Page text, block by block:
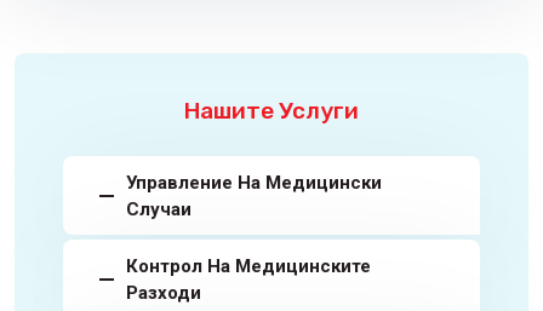
Нашите Услуги
Управление На Медицински
Случаи
Контрол На Медицинските
Разходи